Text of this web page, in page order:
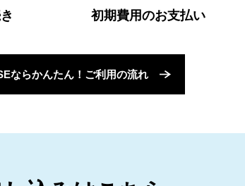
初期費用のお支払い
ならかんたん！ご利用の流れ